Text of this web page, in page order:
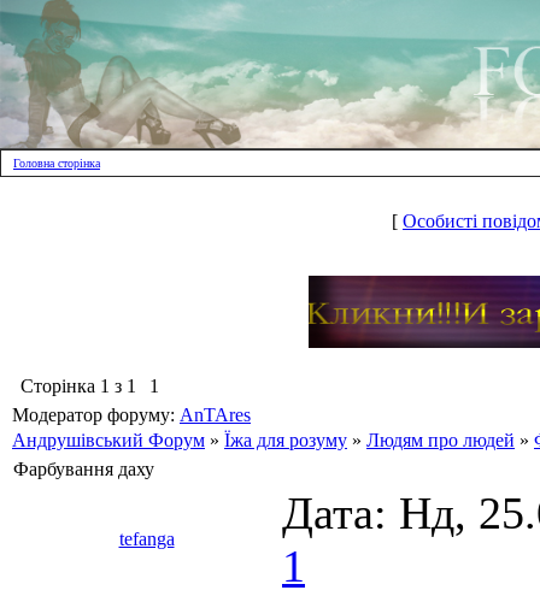
Головна сторінка
[ Особисті
Сторінка 1 з 1
1
Модератор форуму: AnTAres
Андрушівський Форум » Їжа для розуму » Людям про людей »
Фарбування даху
tefanga
Дата: Нд,
1